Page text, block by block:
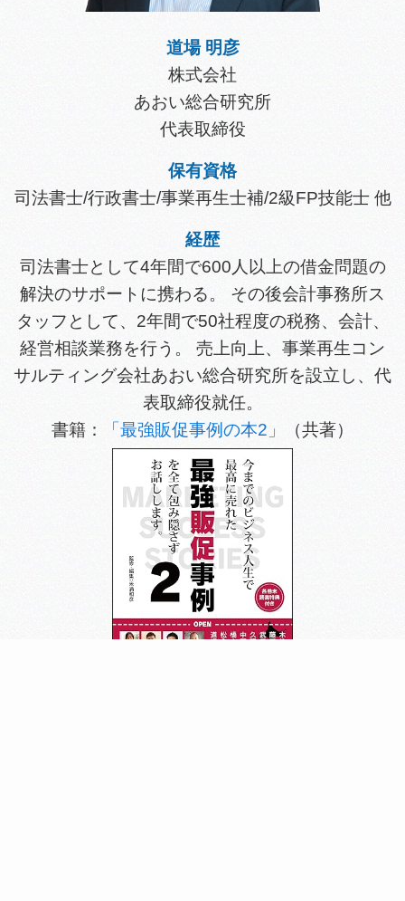
道場 明彦
株式会社
あおい総合研究所
代表取締役
保有資格
司法書士/行政書士/事業再生士補/2級FP技能士 他
経歴
司法書士として4年間で600人以上の借金問題の
解決のサポートに携わる。 その後会計事務所ス
タッフとして、2年間で50社程度の税務、会計、
経営相談業務を行う。 売上向上、事業再生コン
サルティング会社あおい総合研究所を設立し、代
表取締役就任。
書籍：
「最強販促事例の本2」 （共著）